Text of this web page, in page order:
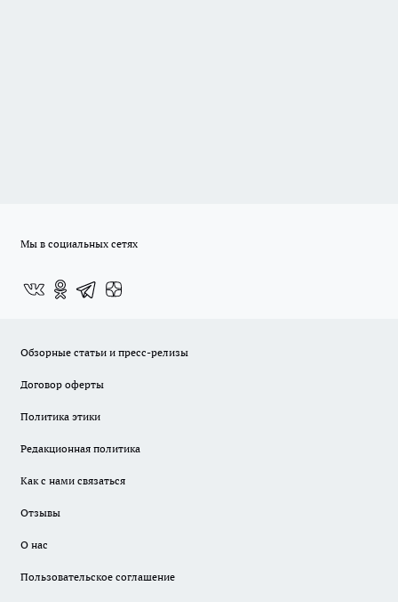
Мы в социальных сетях
Обзорные статьи и пресс-релизы
Договор оферты
Политика этики
Редакционная политика
Как с нами связаться
Отзывы
О нас
Пользовательское соглашение